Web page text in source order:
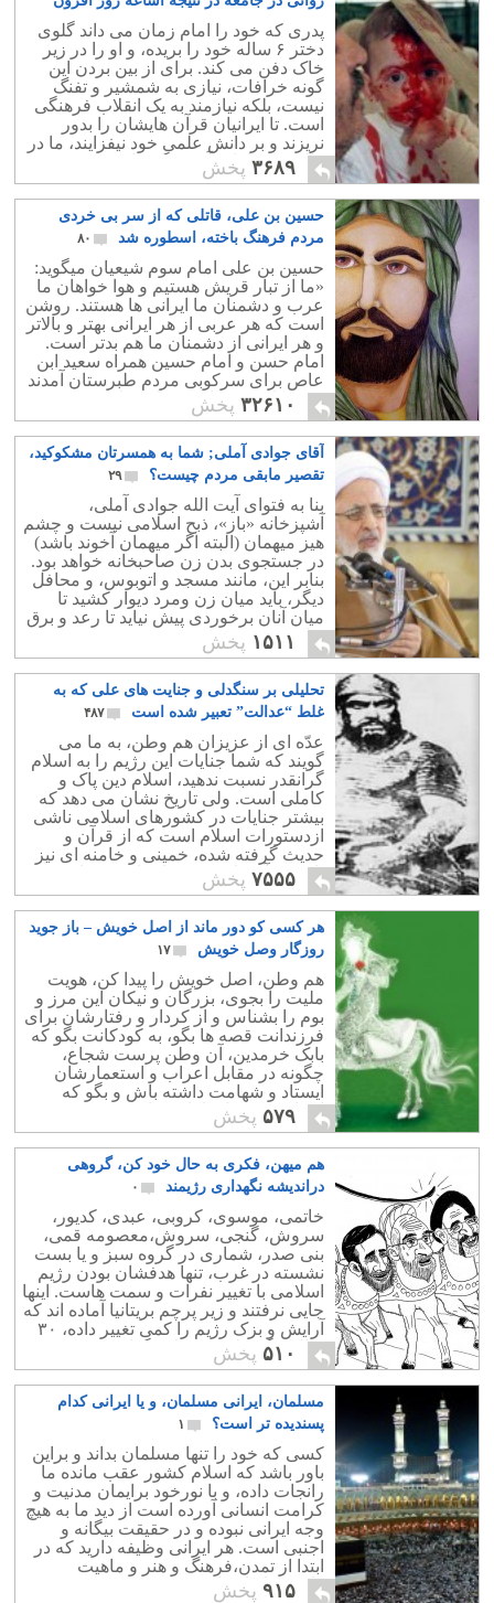
خرافات اسلام
۲۷
پدری که خود را امام زمان می داند گلوی
دختر ۶ ساله خود را بریده، و او را در زیر
خاک دفن می کند. برای از بین بردن این
گونه خرافات، نیازی به شمشیر و تفنگ
نیست، بلکه نیازمند به یک انقلاب فرهنگی
است. تا ایرانیان قرآن هایشان را بدور
نریزند و بر دانش علمی خود نیفزایند، ما در
طلسم خرافات آخوند گرفتاریم.
۳۶۸۹ پخش
حسین بن علی، قاتلی که از سر بی خردی
مردم فرهنگ باخته، اسطوره شد
۸۰
حسين بن علی امام سوم شیعیان ميگويد:
«ما از تبار قريش هستيم و هوا خواهان ما
عرب و دشمنان ما ايرانی ها هستند. روشن
است که هر عربی از هر ايرانی بهتر و بالاتر
و هر ايرانی از دشمنان ما هم بدتر است.
امام حسن و امام حسین همراه سعید ابن
عاص برای سرکوبی مردم طبرستان آمدند
ومردمان بی دفاع یک قلعه را کشتند.
۳۲۶۱۰ پخش
آقای جوادی آملی; شما به همسرتان مشکوکید،
تقصیر مابقی مردم چیست؟
۲۹
بنا به فتوای آیت الله جوادی آملی،
آشپزخانه «باز»، ذبح اسلامی نیست و چشم
هیز میهمان (البته اگر میهمان آخوند باشد)
در جستجوی بدن زن صاحبخانه خواهد بود.
بنابر این، مانند مسجد و اتوبوس، و محافل
دیگر، باید میان زن ومرد دیوار کشید تا
میان آنان برخوردی پیش نیاید تا رعد و برق
تولید نشود.
۱۵۱۱ پخش
تحلیلی بر سنگدلی و جنایت های علی که به
غلط “عدالت” تعبیر شده است
۴۸۷
عدّه ای از عزیزان هم وطن، به ما می
گویند که شما جنایات این رژیم را به اسلام
گرانقدر نسبت ندهید، اسلام دین پاک و
کاملی است. ولی تاریخ نشان می دهد که
بیشتر جنایات در کشورهای اسلامی ناشی
ازدستورات اسلام است که از قرآن و
حدیث گرفته شده، خمینی و خامنه ای نیز
تا کنون آن را به شدت اجراء کرده اند.
۷۵۵۵ پخش
هر کسی کو دور ماند از اصل خویش – باز جوید
روزگار وصل خویش
۱۷
هم وطن، اصل خویش را پیدا کن، هویت
ملیت را بجوی، بزرگان و نیکان این مرز و
بوم را بشناس و از کردار و رفتارشان برای
فرزندانت قصه ها بگو، به کودکانت بگو که
بابک خرمدین، آن وطن پرست شجاع،
چگونه در مقابل اعراب و استعمارشان
ایستاد و شهامت داشته باش و بگو که
اعراب خونخوار با بابک ما چه کردند.
۵۷۹ پخش
هم میهن، فکری به حال خود کن، گروهی
دراندیشه نگهداری رژیمند
۰
خاتمی، موسوی، کروبی، عبدی، کدیور،
سروش، گنجی، سروش،معصومه قمی،
بنی صدر، شماری در گروه سبز و یا بست
نشسته در غرب، تنها هدفشان بودن رژیم
اسلامی با تغییر نفرات و سمت هاست. اینها
جایی نرفتند و زیر پرچم بریتانیا آماده اند که
آرایش و بزک رژیم را کمی تغییر داده، ۳۰
سال دیگر کلاه سر ملت گذارند.
۵۱۰ پخش
مسلمان، ایرانی مسلمان، و یا ایرانی کدام
پسندیده تر است؟
۱
کسی که خود را تنها مسلمان بداند و براین
باور باشد که اسلام کشور عقب مانده ما
رانجات داده، و با نورخود برایمان مدنیت و
کرامت انسانی آورده است از دید ما به هیچ
وجه ایرانی نبوده و در حقیقت بیگانه و
اجنبی است. هر ایرانی وظیفه دارید که در
ابتدا از تمدن،فرهنگ و هنر و ماهیت
راستین ایرانی اش دفاع کند.
۹۱۵ پخش